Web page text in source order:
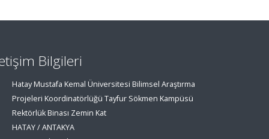
Bilgileri
Hatay Mustafa Kemal Üniversitesi Bilimsel Araştırma
Projeleri Koordinatörlüğü Tayfur Sökmen Kampüsü
Rektörlük Binası Zemin Kat
HATAY / ANTAKYA